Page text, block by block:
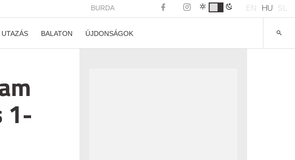
BURDA EN HU SL
UTAZÁS BALATON ÚJDONSÁGOK
1-